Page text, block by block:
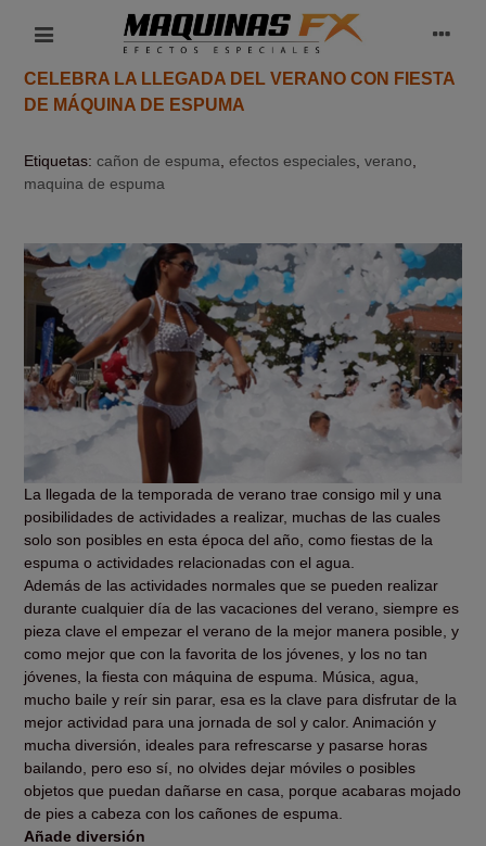
CELEBRA LA LLEGADA DEL VERANO CON FIESTA
DE MÁQUINA DE ESPUMA
Etiquetas: cañon de espuma efectos especiales, verano
maquina de espuma
La llegada de la temporada de verano trae consigo mil y una
posibilidades de actividades a realizar, muchas de las cuales
solo son posibles en esta época del año, como fiestas de la
espuma o actividades relacionadas con el agua.
Además de las actividades normales que se pueden realizar
durante cualquier día de las vacaciones del verano, siempre es
pieza clave el empezar el verano de la mejor manera posible, y
como mejor que con la favorita de los jóvenes, y los no tan
jóvenes, la fiesta con máquina de espuma. Música, agua,
mucho baile y reír sin parar, esa es la clave para disfrutar de la
mejor actividad para una jornada de sol y calor. Animación y
mucha diversión, ideales para refrescarse y pasarse horas
bailando, pero eso sí, no olvides dejar móviles o posibles
objetos que puedan dañarse en casa, porque acabaras mojado
de pies a cabeza con los cañones de espuma.
Añade diversión